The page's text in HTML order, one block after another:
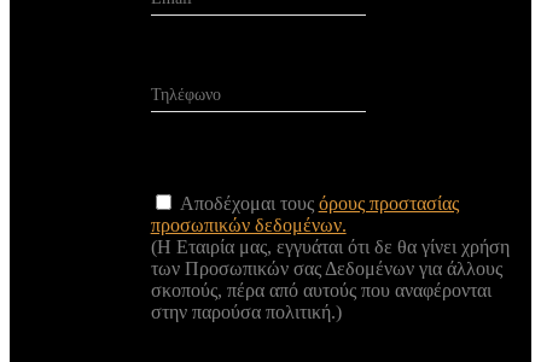
Αποδέχομαι τους όρους προστασίας
προσωπικών δεδομένων.
(Η Εταιρία μας, εγγυάται ότι δε θα γίνει χρήση
των Προσωπικών σας Δεδομένων για άλλους
σκοπούς, πέρα από αυτούς που αναφέρονται
στην παρούσα πολιτική.)